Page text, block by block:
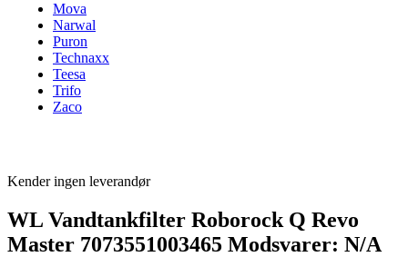
Mova
Narwal
Puron
Technaxx
Teesa
Trifo
Zaco
Kender ingen leverandør
WL Vandtankfilter Roborock Q Revo
Master 7073551003465 Modsvarer: N/A